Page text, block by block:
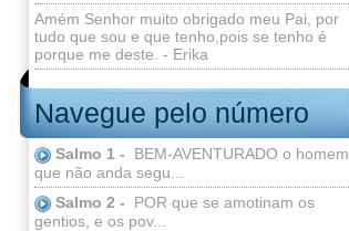
Amém Senhor muito obrigado meu Pai, por
tudo que sou e que tenho,pois se tenho é
porque me deste. - Erika
Navegue pelo número
Salmo 1 -
BEM-AVENTURADO o homem
que não anda segu...
Salmo 2 -
POR que se amotinam os
gentios, e os pov...